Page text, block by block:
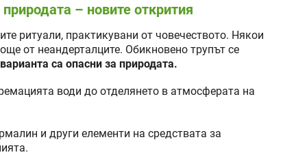
– новите открития
ритуали, практикувани от човечеството. Някои
от неандерталците. Обикновено трупът се
са опасни за природата.
води до отделянето в атмосферата на
и други елементи на средствата за